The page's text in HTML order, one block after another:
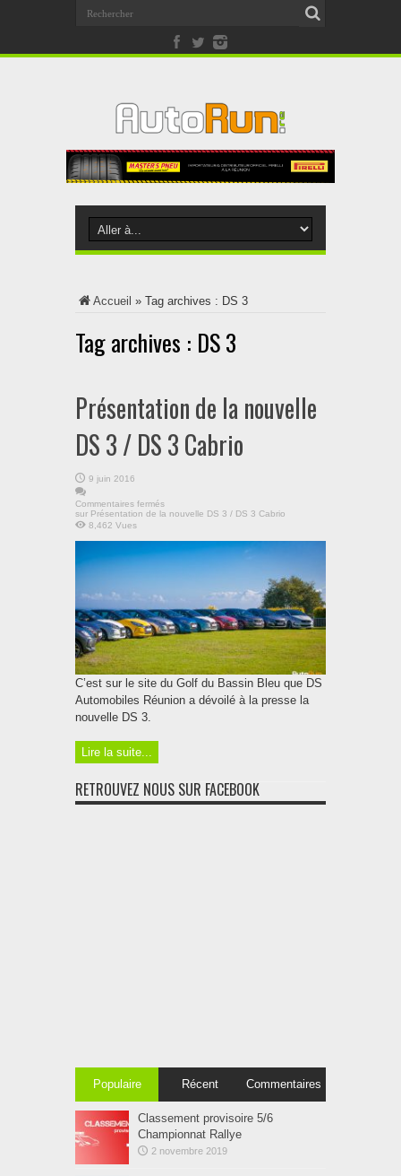
Accueil » Tag archives : DS 3
Tag archives : DS 3
Présentation de la nouvelle
DS 3 / DS 3 Cabrio
9 juin 2016
Commentaires fermés
sur Présentation de la nouvelle DS 3 / DS 3 Cabrio
8,462 Vues
C’est sur le site du Golf du Bassin Bleu que DS
Automobiles Réunion a dévoilé à la presse la
nouvelle DS 3.
Lire la suite...
RETROUVEZ NOUS SUR FACEBOOK
Populaire Récent Commentaires
Classement provisoire 5/6
Championnat Rallye
2 novembre 2019